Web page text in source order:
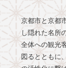
京都市と京都
し隠れた名所
全体への観光
図るとともに